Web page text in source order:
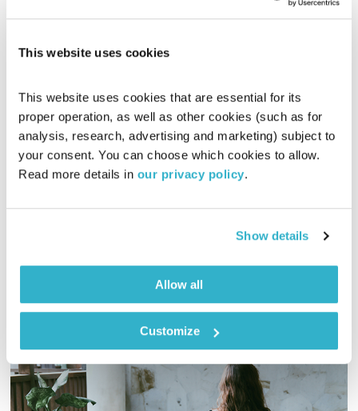
This website uses cookies
This website uses cookies that are essential for its
proper operation, as well as other cookies (such as for
analysis, research, advertising and marketing) subject to
your consent. You can choose which cookies to allow.
Read more details in our privacy policy.
Show details
Allow all
Customize
מסביב לעולם
פגישה לאין קץ
קובי פרג' וירון ברובינסקי
אודיו